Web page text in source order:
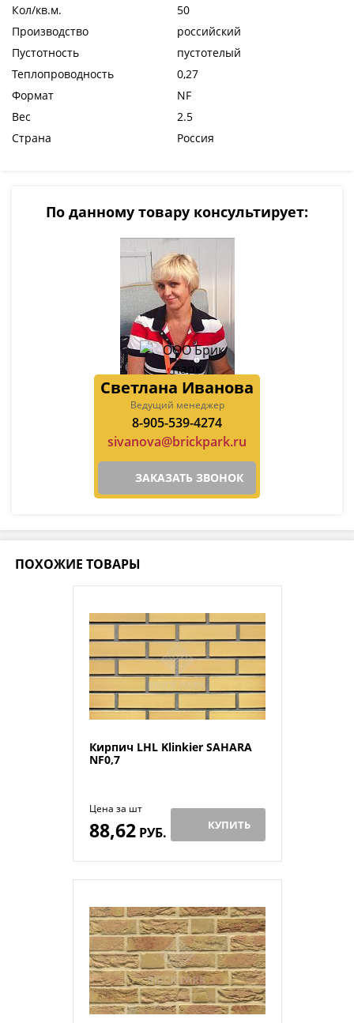
Кол/кв.м.
50
Производство
российский
Пустотность
пустотелый
Теплопроводность
0,27
Формат
NF
Вес
2.5
Страна
Россия
По данному товару консультирует:
Светлана Иванова
Ведущий менеджер
8-905-539-4274
sivanova@brickpark.ru
ЗАКАЗАТЬ ЗВОНОК
ПОХОЖИЕ ТОВАРЫ
Кирпич LHL Klinkier SAHARA
NF0,7
Цена за шт
88,62РУБ. КУПИТЬ